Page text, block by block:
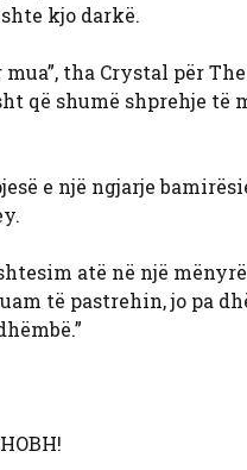
kjo darkë.
tha Crystal për
që shumë shprehje
e një ngjarje
atë në një
të pastrehin, jo pa